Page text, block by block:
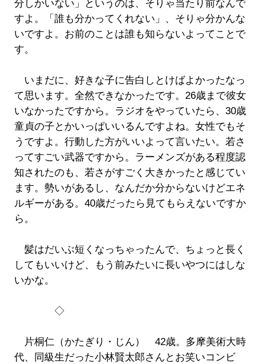
分しかいない」というのは、そりゃ当たり前なんで
すよ。「誰も分かってくれない」、そりゃ分かんな
いですよ。お前のことは誰も知らないよってことで
す。
いまだに、好きな子に告白しとけばよかったなっ
て思います。全然できなかったです。26歳まで彼女
いなかったですから。ラジオをやっていたら、30歳
童貞の子とかいっぱいいるんですよね。女性でもそ
うですよ。行動した方がいいよって言いたい。若さ
ってすごい武器ですから。ラーメンズがある程度認
知されたのも、若さがすごく大きかったと感じてい
ます。勢いがあるし、なんだか分からないけどエネ
ルギーがある。40歳だったら見てもらえないですか
ら。
髪はだいぶ短くなっちゃったんで、ちょっと長く
してもいいけど、もう前みたいに長いやつにはしな
いかな。
◇
片桐仁（かたぎり・じん） 42歳。多摩美術大時
代、同級生だった小林賢太郎さんとお笑いコンビ